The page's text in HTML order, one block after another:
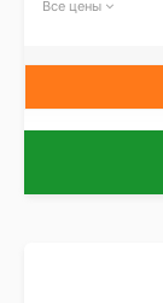
Все цены